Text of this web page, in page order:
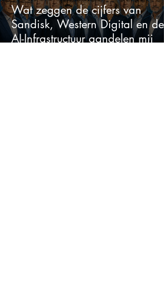
Wat zeggen de cijfers van
Sandisk, Western Digital en de
AI-Infrastructuur aandelen mij